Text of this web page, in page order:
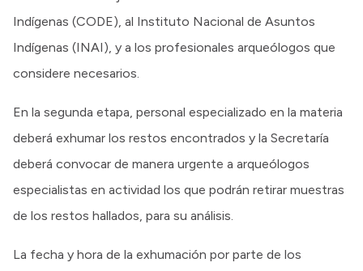
Indígenas (CODE), al Instituto Nacional de Asuntos
Indígenas (INAI), y a los profesionales arqueólogos que
considere necesarios.
En la segunda etapa, personal especializado en la materia
deberá exhumar los restos encontrados y la Secretaría
deberá convocar de manera urgente a arqueólogos
especialistas en actividad los que podrán retirar muestras
de los restos hallados, para su análisis.
La fecha y hora de la exhumación por parte de los